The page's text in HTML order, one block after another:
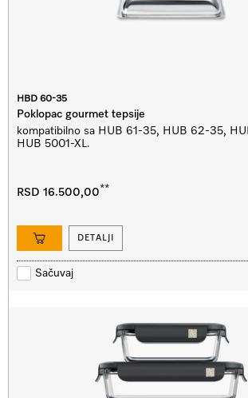
HBD 60-35
Poklopac gourmet tepsije
kompatibilno sa HUB 61-35, HUB 62-35,
HUB 5001-XL.
RSD 16.500,00**
DETALJI
Sačuvaj